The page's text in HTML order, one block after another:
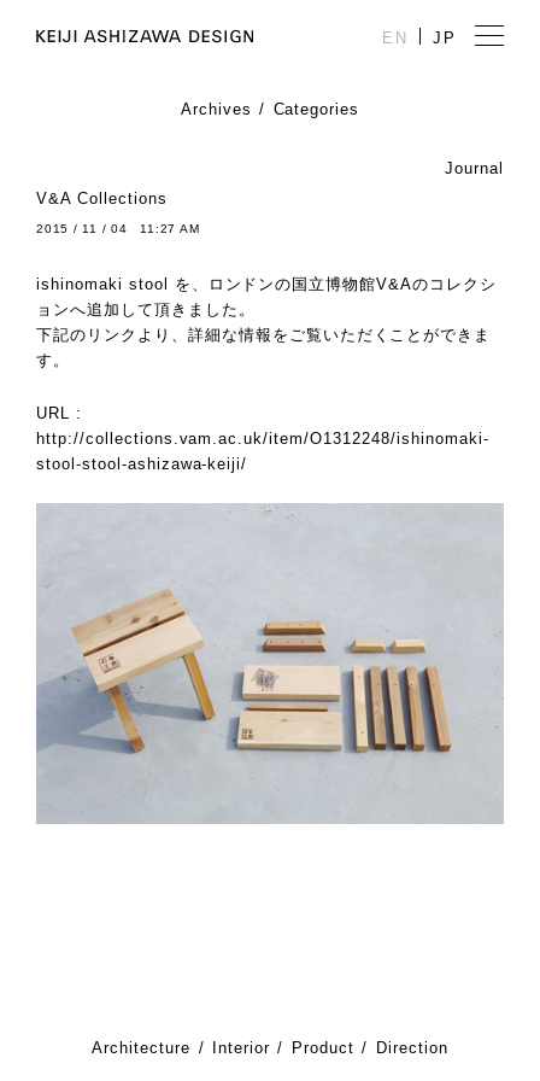
EN JP
Journal
Archives Categories
V&A Collections
2015 / 11 / 04 11:27 AM
ishinomaki stool を、ロンドンの国立博物館V&Aのコレクシ
ョンへ追加して頂きました。
下記のリンクより、詳細な情報をご覧いただくことができま
す。
URL :
http://collections.vam.ac.uk/item/O1312248/ishinomaki-
stool-stool-ashizawa-keiji/
Architecture Interior Product Direction